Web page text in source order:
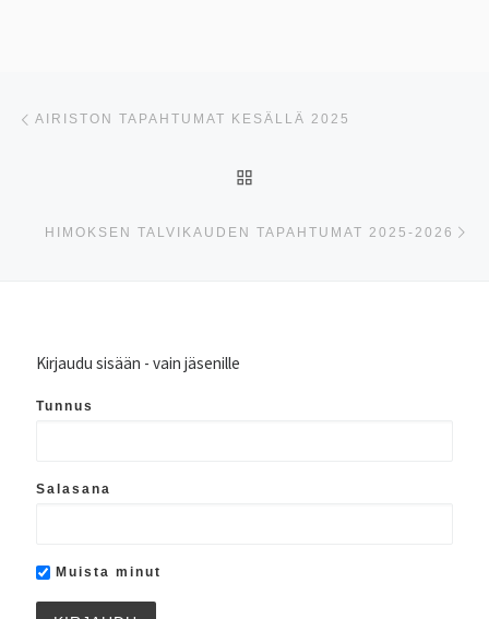
AIRISTON TAPAHTUMAT KESÄLLÄ 2025
HIMOKSEN TALVIKAUDEN TAPAHTUMAT 2025-2026
Kirjaudu sisään - vain jäsenille
Tunnus
Salasana
Muista minut